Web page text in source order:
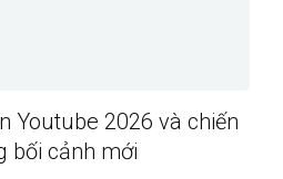
Youtube 2026 và chiến
bối cảnh mới